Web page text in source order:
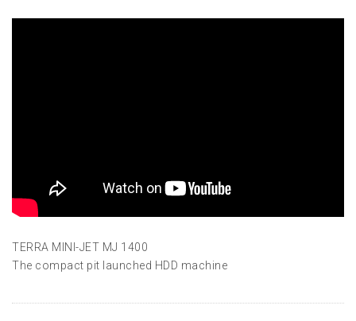
TERRA MINI-JET MJ 1400
The compact pit launched HDD machine